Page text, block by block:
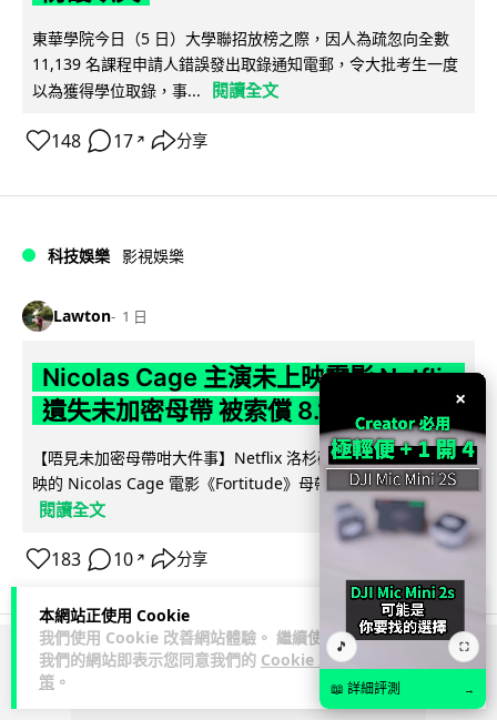
本網站正使用 Cookie
我們使用 Cookie 改善網站體驗。 繼續使用
我們的網站即表示您同意我們的 Cookie 政
策 。
東華學院今日（5 日）大學聯招放榜之際，因人為疏忽向全數
11,139 名課程申請人錯誤發出取錄通知電郵，令大批考生一度
以為獲得學位取錄，事...
閱讀全文
148 17 ↗ 分享
科技娛樂 影視娛樂
Lawton 1 日
Nicolas Cage 主演未上映電影 Netflix
遺失未加密母帶 被索償 8.19 億港元
【唔見未加密母帶咁大件事】Netflix 洛杉磯辦公室被竊，未上
映的 Nicolas Cage 電影《Fortitude》母帶亦告失蹤。電影...
閱讀全文
183 10 ↗ 分享
ADVERTISEMENT
×
🎵 ⛶
📖 詳細評測 →